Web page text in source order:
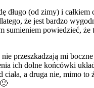
długo (od zimy) i całkiem
że jest bardzo
sumieniem powiedzieć, że
przeszkadzają mi
ich dolne końcówki
ciała, a druga nie, mimo to